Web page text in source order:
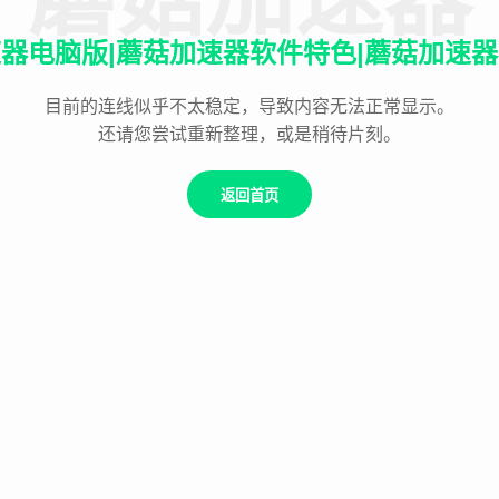
电脑版|蘑菇加速器软件特色|蘑菇加速
目前的连线似乎不太稳定，导致内容无法正常显示。
还请您尝试重新整理，或是稍待片刻。
返回首页